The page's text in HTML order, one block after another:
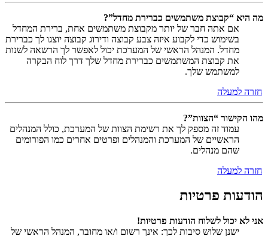
מה היא “קבוצת משתמשים כברירת מחדל”?
אם אתה חבר של יותר מקבוצת משתמשים אחת, ברירת המחדל
בשימוש כדי לקבוע איזה צבע קבוצה ודירוג קבוצה יוצגו לך כברירת
מחדל. המנהל הראשי של המערכת יכול לאפשר לך הרשאה לשנות
את קבוצת המשתמשים כברירת מחדל שלך דרך לוח הבקרה
למשתמש שלך.
חזרה למעלה
מהו הקישור “הצוות”?
עמוד זה מספק לך את רשימת הצוות של המערכת, כולל המנהלים
הראשיים של המערכת והמנהלים ופרטים אחרים כמו הפורומים
שהם מנהלים.
חזרה למעלה
הודעות פרטיות
אני לא יכול לשלוח הודעות פרטיות!
ישנן שלוש סיבות לכך: אינך רשום ו/או מחובר, המנהל הראשי של